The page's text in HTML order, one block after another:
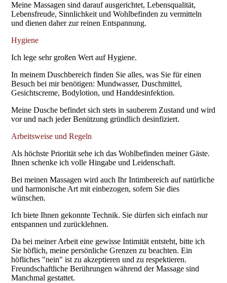
Meine Massagen sind darauf ausgerichtet, Lebensqualität,
Lebensfreude, Sinnlichkeit und Wohlbefinden zu vermitteln
und dienen daher zur reinen Entspannung.
Hygiene
Ich lege sehr großen Wert auf Hygiene.
In meinem Duschbereich finden Sie alles, was Sie für einen
Besuch bei mir benötigen: Mundwasser, Duschmittel,
Gesichtscreme, Bodylotion, und Handdesinfektion.
Meine Dusche befindet sich stets in sauberem Zustand und wird
vor und nach jeder Benützung gründlich desinfiziert.
Arbeitsweise und Regeln
Als höchste Priorität sehe ich das Wohlbefinden meiner Gäste.
Ihnen schenke ich volle Hingabe und Leidenschaft.
Bei meinen Massagen wird auch Ihr Intimbereich auf natürliche
und harmonische Art mit einbezogen, sofern Sie dies
wünschen.
Ich biete Ihnen gekonnte Technik. Sie dürfen sich einfach nur
entspannen und zurücklehnen.
Da bei meiner Arbeit eine gewisse Intimität entsteht, bitte ich
Sie höflich, meine persönliche Grenzen zu beachten. Ein
höfliches "nein" ist zu akzeptieren und zu respektieren.
Freundschaftliche Berührungen während der Massage sind
Manchmal gestattet.